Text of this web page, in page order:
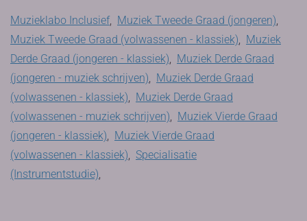
Muzieklabo Inclusief, Muziek Tweede Graad (jongeren),
Muziek Tweede Graad (volwassenen - klassiek), Muziek
Derde Graad (jongeren - klassiek), Muziek Derde Graad
(jongeren - muziek schrijven), Muziek Derde Graad
(volwassenen - klassiek), Muziek Derde Graad
(volwassenen - muziek schrijven), Muziek Vierde Graad
(jongeren - klassiek), Muziek Vierde Graad
(volwassenen - klassiek), Specialisatie
(Instrumentstudie),